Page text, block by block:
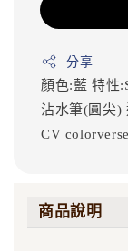
分享
顏色:藍 特性
沾水筆(圓尖)
CV colorverse
商品說明